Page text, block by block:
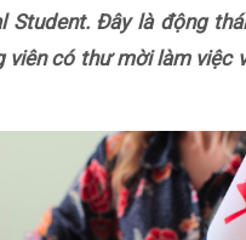
Student. Đây là động
viên có thư mời làm việc